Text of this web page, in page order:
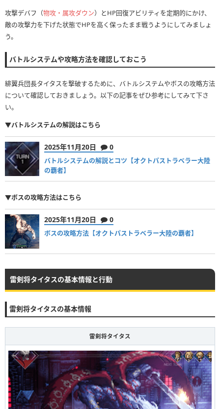
攻撃デバフ（物攻・属攻ダウン）とHP回復アビリティを定期的にかけ、
敵の攻撃力を下げた状態でHPを高く保ったまま戦うようにしてみましょ
う。
バトルシステムや攻略方法を確認しておこう
緋翼兵団長タイタスを撃破するために、バトルシステムやボスの攻略方法
について確認しておきましょう。以下の記事をぜひ参考にしてみて下さ
い。
▼バトルシステムの解説はこちら
2025年11月20日 0
バトルシステムの解説とコツ【オクトパストラベラー大陸
の覇者】
▼ボスの攻略方法はこちら
2025年11月20日 0
ボスの攻略方法【オクトパストラベラー大陸の覇者】
雷剣将タイタスの基本情報と行動
雷剣将タイタスの基本情報
雷剣将タイタス